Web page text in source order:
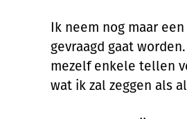
Ik neem nog maar
gevraagd gaat
mezelf enkele tellen
wat ik zal zeggen als